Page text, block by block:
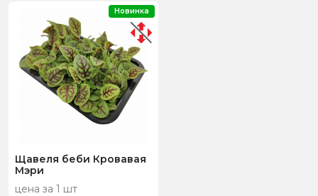
Щавеля беби Кровавая
Мэри
цена за 1 шт
Новинка